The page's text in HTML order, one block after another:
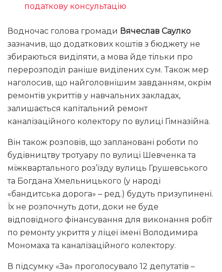
податкову консультацію
Водночас голова громади Вячеслав Саулко
зазначив, що додаткових коштів з бюджету не
збираються виділяти, а мова йде тільки про
перерозподіл раніше виділених сум. Також мер
наголосив, що найголовнішим завданням, окрім
ремонтів укриттів у навчальних закладах,
залишається капітальний ремонт
каналізаційного колектору по вулиці Гімназійна.
Він також розповів, що заплановані роботи по
будівництву тротуару по вулиці Шевченка та
міжквартального роз’їзду вулиць Грушевського
та Богдана Хмельницького (у народі
«бандитська дорога» – ред.) будуть призупинені.
Їх не розпочнуть доти, доки не буде
відповідного фінансування для виконання робіт
по ремонту укриття у ліцеї імені Володимира
Мономаха та каналізаційного колектору.
В підсумку «За» проголосувало 12 депутатів –